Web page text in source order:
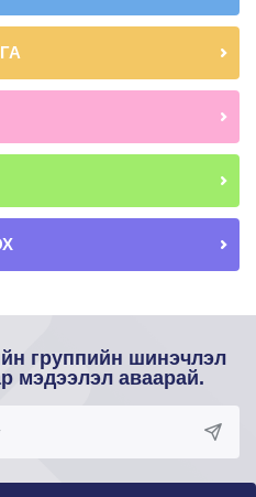
группийн шинэчлэл
мэдээлэл аваарай.